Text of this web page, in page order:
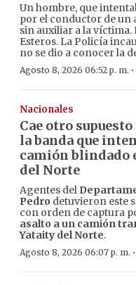
Un hombre, que
por el conductor de un
sin auxiliar a la
Esteros. La Policía
no se dio a conocer la
Agosto 8, 2026 06:52 p. m. ·
Nacionales
Cae otro
la banda que
camión blindado
del Norte
Agentes del
Pedro detuvieron este
con orden de captura
asalto a un camión
Yataity del Norte.
Agosto 8, 2026 06:07 p. m. ·